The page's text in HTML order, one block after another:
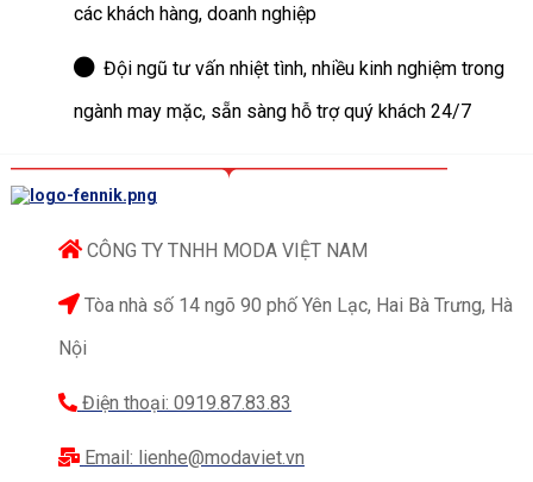
các khách hàng, doanh nghiệp
Đội ngũ tư vấn nhiệt tình, nhiều kinh nghiệm trong
ngành may mặc, sẵn sàng hỗ trợ quý khách 24/7
CÔNG TY TNHH MODA VIỆT NAM
Tòa nhà số 14 ngõ 90 phố Yên Lạc, Hai Bà Trưng, Hà
Nội
Điện thoại: 0919.87.83.83
Email: lienhe@modaviet.vn